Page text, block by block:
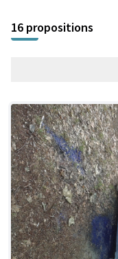
16 propositions